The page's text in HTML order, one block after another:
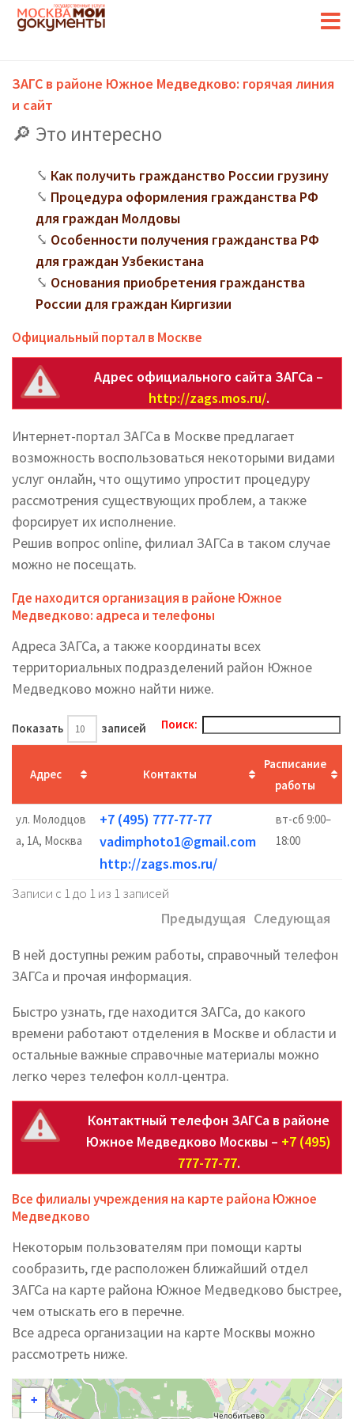
ЗАГС в районе Южное Медведково: горячая линия
и сайт
Это интересно
Как получить гражданство России грузину
Процедура оформления гражданства РФ
для граждан Молдовы
Особенности получения гражданства РФ
для граждан Узбекистана
Основания приобретения гражданства
России для граждан Киргизии
Официальный портал в Москве
Адрес официального сайта ЗАГСа –
http://zags.mos.ru/.
Интернет-портал ЗАГСа в Москве предлагает
возможность воспользоваться некоторыми видами
услуг онлайн, что ощутимо упростит процедуру
рассмотрения существующих проблем, а также
форсирует их исполнение.
Решив вопрос online, филиал ЗАГСа в таком случае
можно не посещать.
Где находится организация в районе Южное
Медведково: адреса и телефоны
Адреса ЗАГСа, а также координаты всех
территориальных подразделений район Южное
Медведково можно найти ниже.
Показать записей Поиск:
Адрес Контакты
Расписание
работы
ул. Молодцов
а, 1А, Москва
+7 (495) 777-77-77
vadimphoto1@gmail.com
http://zags.mos.ru/
вт-сб 9:00–
18:00
Записи с 1 до 1 из 1 записей
Предыдущая Следующая
В ней доступны режим работы, справочный телефон
ЗАГСа и прочая информация.
Быстро узнать, где находится ЗАГСа, до какого
времени работают отделения в Москве и области и
остальные важные справочные материалы можно
легко через телефон колл-центра.
Контактный телефон ЗАГСа в районе
Южное Медведково Москвы – +7 (495)
777-77-77.
Все филиалы учреждения на карте района Южное
Медведково
Некоторым пользователям при помощи карты
сообразить, где расположен ближайший отдел
ЗАГСа на карте района Южное Медведково быстрее,
чем отыскать его в перечне.
Все адреса организации на карте Москвы можно
рассмотреть ниже.
+